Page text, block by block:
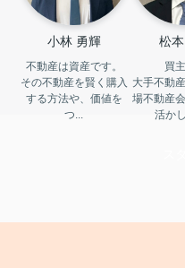
小林 勇輝
不動産は資産です。
その不動産を賢く購入
する方法や、価値を
つ...
松
買
大手不動
場不動産
活か